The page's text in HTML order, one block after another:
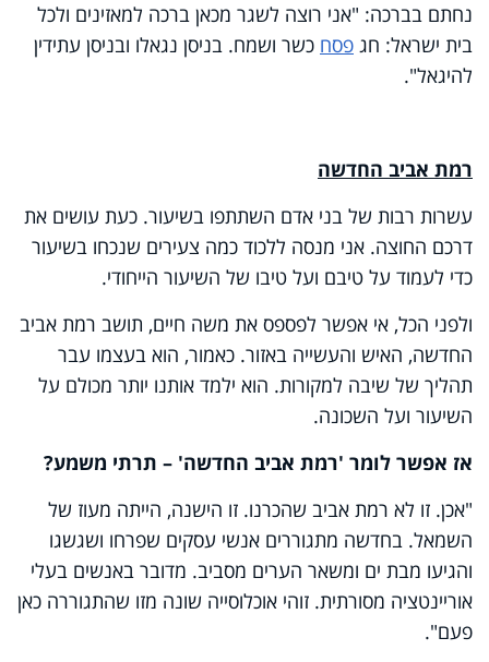
נחתם בברכה: "אני רוצה לשגר מכאן ברכה למאזינים ולכל
בית ישראל: חג פסח כשר ושמח. בניסן נגאלו ובניסן עתידין
להיגאל".
רמת אביב החדשה
עשרות רבות של בני אדם השתתפו בשיעור. כעת עושים את
דרכם החוצה. אני מנסה ללכוד כמה צעירים שנכחו בשיעור
כדי לעמוד על טיבם ועל טיבו של השיעור הייחודי.
ולפני הכל, אי אפשר לפספס את משה חיים, תושב רמת אביב
החדשה, האיש והעשייה באזור. כאמור, הוא בעצמו עבר
תהליך של שיבה למקורות. הוא ילמד אותנו יותר מכולם על
השיעור ועל השכונה.
אז אפשר לומר 'רמת אביב החדשה' – תרתי משמע?
"אכן. זו לא רמת אביב שהכרנו. זו הישנה, הייתה מעוז של
השמאל. בחדשה מתגוררים אנשי עסקים שפרחו ושגשגו
והגיעו מבת ים ומשאר הערים מסביב. מדובר באנשים בעלי
אוריינטציה מסורתית. זוהי אוכלוסייה שונה מזו שהתגוררה כאן
פעם".